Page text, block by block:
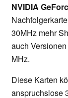
NVIDIA
30MHz mehr
auch
MHz.
Diese Karten
anspruchslose